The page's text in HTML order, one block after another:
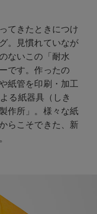
てきたときにつけ
。見慣れていなが
ないこの「耐水
です。作ったの
紙管を印刷・加工
る紙器具（しき
作所」。様々な紙
らこそできた、新